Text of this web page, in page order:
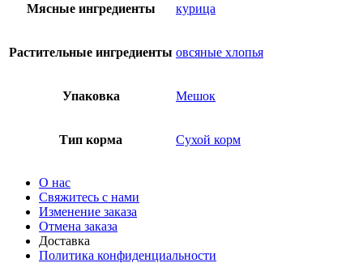
Мясные ингредиенты курица
Растительные ингредиенты овсяные хлопья
Упаковка Мешок
Тип корма Сухой корм
О нас
Свяжитесь с нами
Изменение заказа
Отмена заказа
Доставка
Политика конфиденциальности